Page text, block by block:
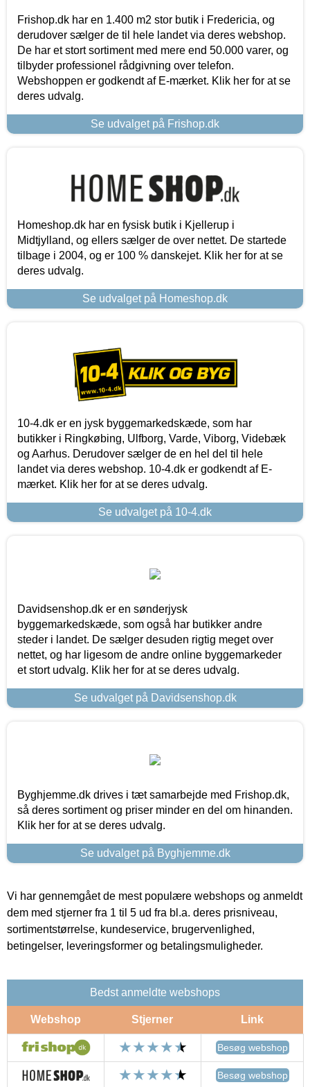
Frishop.dk har en 1.400 m2 stor butik i Fredericia, og
derudover sælger de til hele landet via deres webshop.
De har et stort sortiment med mere end 50.000 varer, og
tilbyder professionel rådgivning over telefon.
Webshoppen er godkendt af E-mærket. Klik her for at se
deres udvalg.
Se udvalget på Frishop.dk
Homeshop.dk har en fysisk butik i Kjellerup i
Midtjylland, og ellers sælger de over nettet. De startede
tilbage i 2004, og er 100 % danskejet. Klik her for at se
deres udvalg.
Se udvalget på Homeshop.dk
10-4.dk er en jysk byggemarkedskæde, som har
butikker i Ringkøbing, Ulfborg, Varde, Viborg, Videbæk
og Aarhus. Derudover sælger de en hel del til hele
landet via deres webshop. 10-4.dk er godkendt af E-
mærket. Klik her for at se deres udvalg.
Se udvalget på 10-4.dk
Davidsenshop.dk er en sønderjysk
byggemarkedskæde, som også har butikker andre
steder i landet. De sælger desuden rigtig meget over
nettet, og har ligesom de andre online byggemarkeder
et stort udvalg. Klik her for at se deres udvalg.
Se udvalget på Davidsenshop.dk
Byghjemme.dk drives i tæt samarbejde med Frishop.dk,
så deres sortiment og priser minder en del om hinanden.
Klik her for at se deres udvalg.
Se udvalget på Byghjemme.dk
Vi har gennemgået de mest populære webshops og anmeldt
dem med stjerner fra 1 til 5 ud fra bl.a. deres prisniveau,
sortimentstørrelse, kundeservice, brugervenlighed,
betingelser, leveringsformer og betalingsmuligheder.
Bedst anmeldte webshops
Webshop Stjerner Link
Besøg webshop
Besøg webshop